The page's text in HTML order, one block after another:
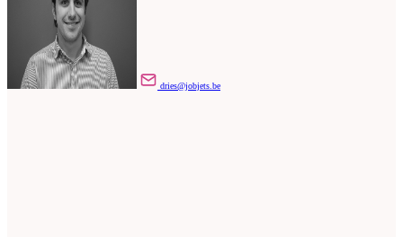
dries@jobjets.be